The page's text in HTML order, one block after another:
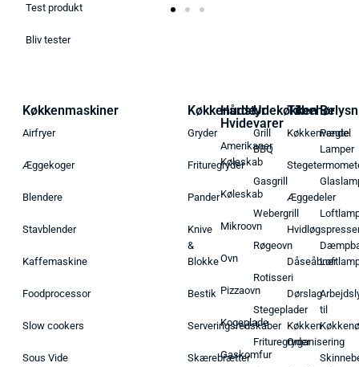
Test produkt
Bliv tester
Køkkenmaskiner
Airfryer
Æggekoger
Blendere
Stavblender
Kaffemaskine
Foodprocessor
Slow cookers
Sous Vide
Køkkenudstyr
Gryder
Frituregryder
Pander
Knive
&
Blokke
Bestik
Serveringsredskaber
Skærebrætter
Hårde
Hvidevarer
Amerikaner
Køleskab
Køleskab
Mikroovn
Ovn
Pizzaovn
Kogeplade
Gaskomfur
Udekøkken
Grill
BBQ
Gasgrill
Webergrill
Røgeovn
Rotisseri
Stegeplader
Frituregryder
Tilbehør
Køkkenvægte
Æggedeler
Dåseåbner
Dørslag
Køkken
Organisering
Pendel
Lamper
til